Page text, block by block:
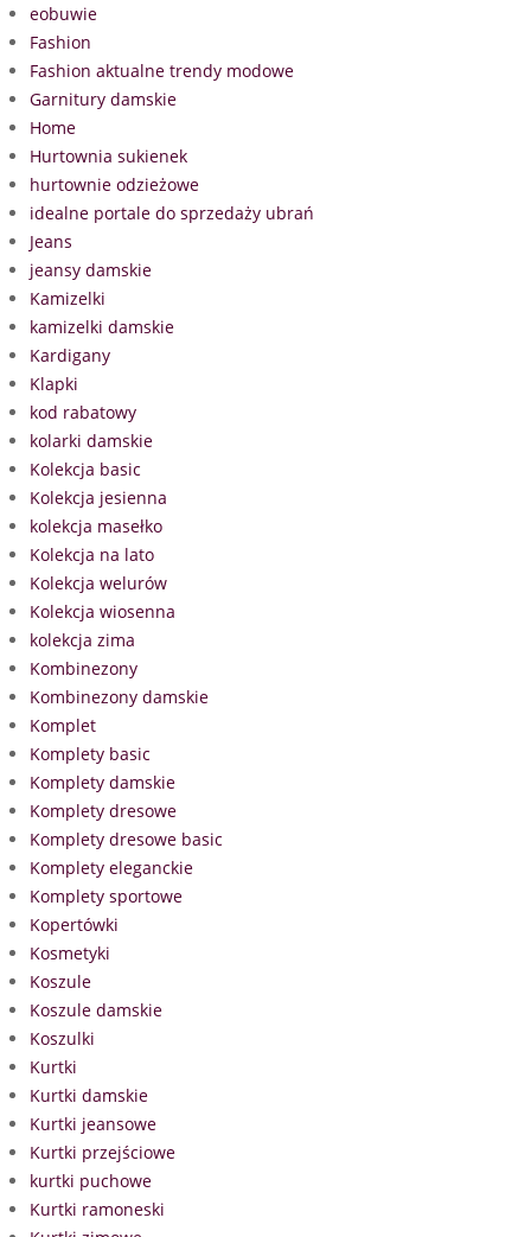
eobuwie
Fashion
Fashion aktualne trendy modowe
Garnitury damskie
Home
Hurtownia sukienek
hurtownie odzieżowe
idealne portale do sprzedaży ubrań
Jeans
jeansy damskie
Kamizelki
kamizelki damskie
Kardigany
Klapki
kod rabatowy
kolarki damskie
Kolekcja basic
Kolekcja jesienna
kolekcja masełko
Kolekcja na lato
Kolekcja welurów
Kolekcja wiosenna
kolekcja zima
Kombinezony
Kombinezony damskie
Komplet
Komplety basic
Komplety damskie
Komplety dresowe
Komplety dresowe basic
Komplety eleganckie
Komplety sportowe
Kopertówki
Kosmetyki
Koszule
Koszule damskie
Koszulki
Kurtki
Kurtki damskie
Kurtki jeansowe
Kurtki przejściowe
kurtki puchowe
Kurtki ramoneski